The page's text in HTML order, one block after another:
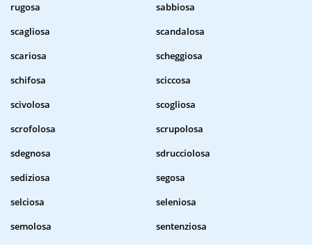
rugosa
sabbiosa
scagliosa
scandalosa
scariosa
scheggiosa
schifosa
sciccosa
scivolosa
scogliosa
scrofolosa
scrupolosa
sdegnosa
sdrucciolosa
sediziosa
segosa
selciosa
seleniosa
semolosa
sentenziosa